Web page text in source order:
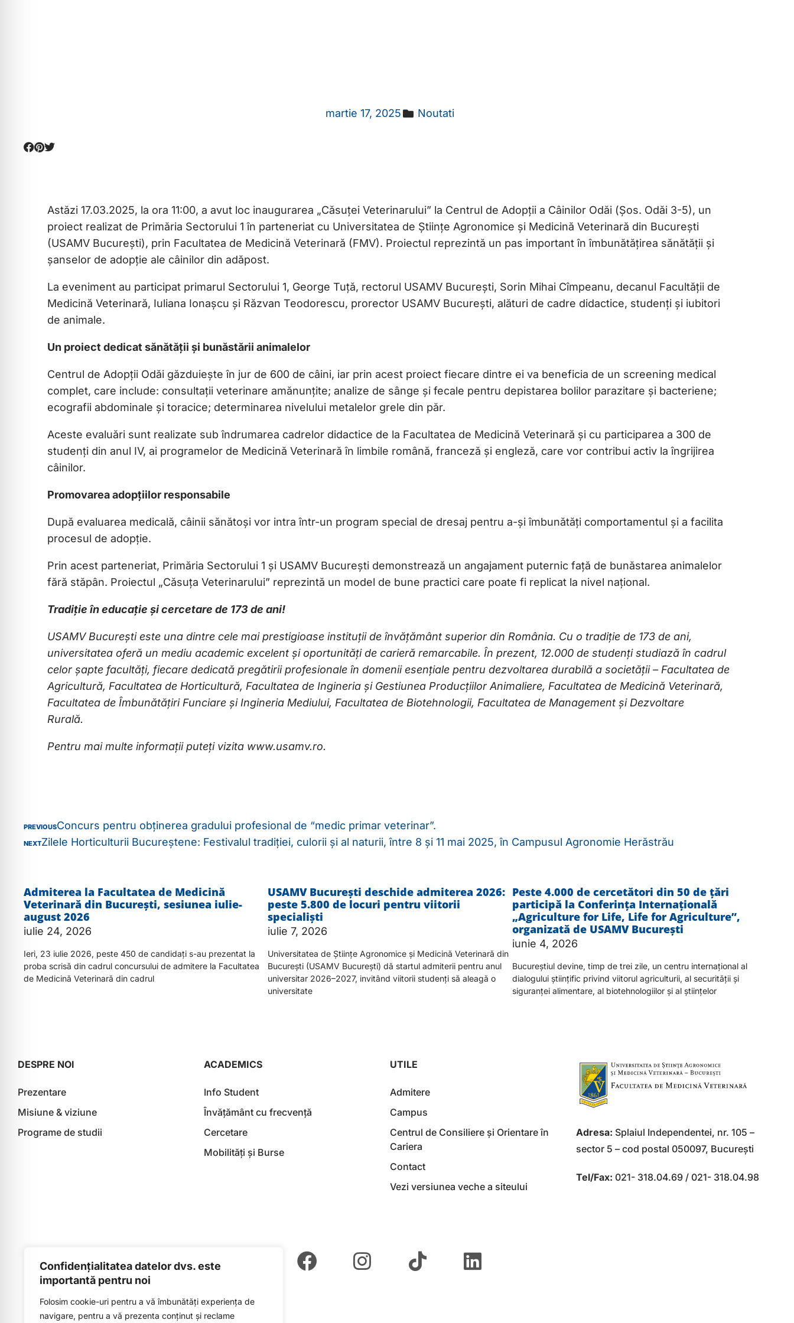
Confidențialitatea datelor dvs. este
importantă pentru noi
Folosim cookie-uri pentru a vă îmbunătăți experiența de
navigare, pentru a vă prezenta conținut și reclame
martie 17, 2025 Noutati
Astăzi 17.03.2025, la ora 11:00, a avut loc inaugurarea „Căsuței Veterinarului” la Centrul de Adopții a Câinilor Odăi (Șos. Odăi 3-5), un
proiect realizat de Primăria Sectorului 1 în parteneriat cu Universitatea de Științe Agronomice și Medicină Veterinară din București
(USAMV București), prin Facultatea de Medicină Veterinară (FMV). Proiectul reprezintă un pas important în îmbunătățirea sănătății și
șanselor de adopție ale câinilor din adăpost.
La eveniment au participat primarul Sectorului 1, George Tuță, rectorul USAMV București, Sorin Mihai Cîmpeanu, decanul Facultății de
Medicină Veterinară, Iuliana Ionașcu și Răzvan Teodorescu, prorector USAMV București, alături de cadre didactice, studenți și iubitori
de animale.
Un proiect dedicat sănătății și bunăstării animalelor
Centrul de Adopții Odăi găzduiește în jur de 600 de câini, iar prin acest proiect fiecare dintre ei va beneficia de un screening medical
complet, care include: consultații veterinare amănunțite; analize de sânge și fecale pentru depistarea bolilor parazitare și bacteriene;
ecografii abdominale și toracice; determinarea nivelului metalelor grele din păr.
Aceste evaluări sunt realizate sub îndrumarea cadrelor didactice de la Facultatea de Medicină Veterinară și cu participarea a 300 de
studenți din anul IV, ai programelor de Medicină Veterinară în limbile română, franceză și engleză, care vor contribui activ la îngrijirea
câinilor.
Promovarea adopțiilor responsabile
După evaluarea medicală, câinii sănătoși vor intra într-un program special de dresaj pentru a-și îmbunătăți comportamentul și a facilita
procesul de adopție.
Prin acest parteneriat, Primăria Sectorului 1 și USAMV București demonstrează un angajament puternic față de bunăstarea animalelor
fără stăpân. Proiectul „Căsuța Veterinarului” reprezintă un model de bune practici care poate fi replicat la nivel național.
Tradiție în educație și cercetare de 173 de ani!
USAMV București este una dintre cele mai prestigioase instituții de învățământ superior din România. Cu o tradiție de 173 de ani,
universitatea oferă un mediu academic excelent și oportunități de carieră remarcabile. În prezent, 12.000 de studenți studiază în cadrul
celor șapte facultăți, fiecare dedicată pregătirii profesionale în domenii esențiale pentru dezvoltarea durabilă a societății – Facultatea de
Agricultură, Facultatea de Horticultură, Facultatea de Ingineria și Gestiunea Producțiilor Animaliere, Facultatea de Medicină Veterinară,
Facultatea de Îmbunătățiri Funciare și Ingineria Mediului, Facultatea de Biotehnologii, Facultatea de Management și Dezvoltare
Rurală.
Pentru mai multe informații puteți vizita www.usamv.ro.
PREVIOUSConcurs pentru obținerea gradului profesional de “medic primar veterinar”.
NEXTZilele Horticulturii Bucureștene: Festivalul tradiției, culorii și al naturii, între 8 și 11 mai 2025, în Campusul Agronomie Herăstrău
Admiterea la Facultatea de Medicină
Veterinară din București, sesiunea iulie-
august 2026
iulie 24, 2026
Ieri, 23 iulie 2026, peste 450 de candidați s-au prezentat la
proba scrisă din cadrul concursului de admitere la Facultatea
de Medicină Veterinară din cadrul
USAMV București deschide admiterea 2026:
peste 5.800 de locuri pentru viitorii
specialiști
iulie 7, 2026
Universitatea de Științe Agronomice și Medicină Veterinară din
București (USAMV București) dă startul admiterii pentru anul
universitar 2026–2027, invitând viitorii studenți să aleagă o
universitate
Peste 4.000 de cercetători din 50 de țări
participă la Conferința Internațională
„Agriculture for Life, Life for Agriculture”,
organizată de USAMV București
iunie 4, 2026
Bucureștiul devine, timp de trei zile, un centru internațional al
dialogului științific privind viitorul agriculturii, al securității și
siguranței alimentare, al biotehnologiilor și al științelor
DESPRE NOI
Prezentare
Misiune & viziune
Programe de studii
ACADEMICS
Info Student
Învățământ cu frecvență
Cercetare
Mobilități și Burse
UTILE
Admitere
Campus
Centrul de Consiliere și Orientare în
Cariera
Contact
Vezi versiunea veche a siteului
Adresa: Splaiul Independentei, nr. 105 –
sector 5 – cod postal 050097, Bucureşti
Tel/Fax: 021- 318.04.69 / 021- 318.04.98